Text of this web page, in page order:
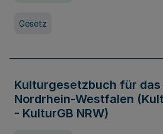
Gesetz
Kulturgesetzbuch für das
Nordrhein-Westfalen
- KulturGB NRW)